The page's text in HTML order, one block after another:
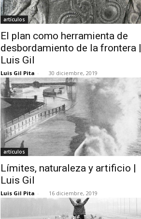
artículos
El plan como herramienta de
desbordamiento de la frontera |
Luis Gil
Luis Gil Pita - 30 diciembre, 2019
artículos
Límites, naturaleza y artificio |
Luis Gil
Luis Gil Pita - 16 diciembre, 2019